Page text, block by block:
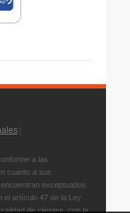
|
a las
cuanto a sus
exceptuados
el artículo 47 de la Ley
de clientes, con la